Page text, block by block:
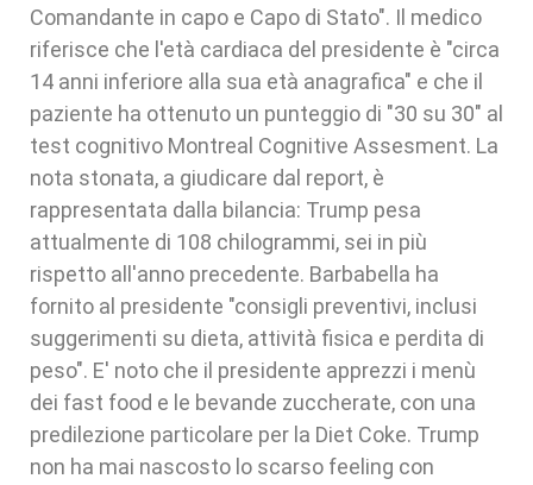
Comandante in capo e Capo di Stato". Il medico
riferisce che l'età cardiaca del presidente è "circa
14 anni inferiore alla sua età anagrafica" e che il
paziente ha ottenuto un punteggio di "30 su 30" al
test cognitivo Montreal Cognitive Assesment. La
nota stonata, a giudicare dal report, è
rappresentata dalla bilancia: Trump pesa
attualmente di 108 chilogrammi, sei in più
rispetto all'anno precedente. Barbabella ha
fornito al presidente "consigli preventivi, inclusi
suggerimenti su dieta, attività fisica e perdita di
peso". E' noto che il presidente apprezzi i menù
dei fast food e le bevande zuccherate, con una
predilezione particolare per la Diet Coke. Trump
non ha mai nascosto lo scarso feeling con